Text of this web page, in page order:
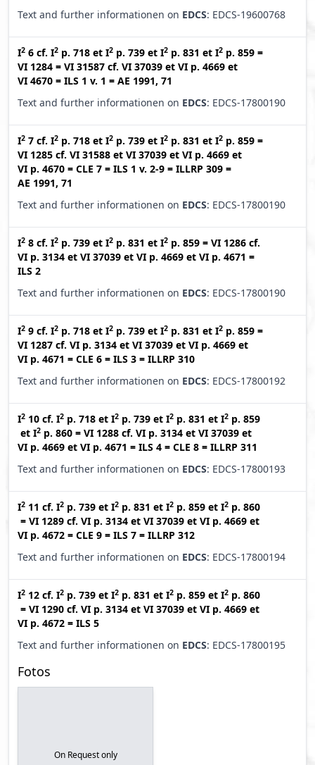
Text and further informationen on EDCS: EDCS-19600768
I2 6 cf. I2 p. 718 et I2 p. 739 et I2 p. 831 et I2 p. 859 =
VI 1284 = VI 31587 cf. VI 37039 et VI p. 4669 et
VI 4670 = ILS 1 v. 1 = AE 1991, 71
Text and further informationen on EDCS: EDCS-17800190
I2 7 cf. I2 p. 718 et I2 p. 739 et I2 p. 831 et I2 p. 859 =
VI 1285 cf. VI 31588 et VI 37039 et VI p. 4669 et
VI p. 4670 = CLE 7 = ILS 1 v. 2-9 = ILLRP 309 =
AE 1991, 71
Text and further informationen on EDCS: EDCS-17800190
I2 8 cf. I2 p. 739 et I2 p. 831 et I2 p. 859 = VI 1286 cf.
VI p. 3134 et VI 37039 et VI p. 4669 et VI p. 4671 =
ILS 2
Text and further informationen on EDCS: EDCS-17800190
I2 9 cf. I2 p. 718 et I2 p. 739 et I2 p. 831 et I2 p. 859 =
VI 1287 cf. VI p. 3134 et VI 37039 et VI p. 4669 et
VI p. 4671 = CLE 6 = ILS 3 = ILLRP 310
Text and further informationen on EDCS: EDCS-17800192
I2 10 cf. I2 p. 718 et I2 p. 739 et I2 p. 831 et I2 p. 859
et I2 p. 860 = VI 1288 cf. VI p. 3134 et VI 37039 et
VI p. 4669 et VI p. 4671 = ILS 4 = CLE 8 = ILLRP 311
Text and further informationen on EDCS: EDCS-17800193
I2 11 cf. I2 p. 739 et I2 p. 831 et I2 p. 859 et I2 p. 860
= VI 1289 cf. VI p. 3134 et VI 37039 et VI p. 4669 et
VI p. 4672 = CLE 9 = ILS 7 = ILLRP 312
Text and further informationen on EDCS: EDCS-17800194
I2 12 cf. I2 p. 739 et I2 p. 831 et I2 p. 859 et I2 p. 860
= VI 1290 cf. VI p. 3134 et VI 37039 et VI p. 4669 et
VI p. 4672 = ILS 5
Text and further informationen on EDCS: EDCS-17800195
Fotos
On Request only